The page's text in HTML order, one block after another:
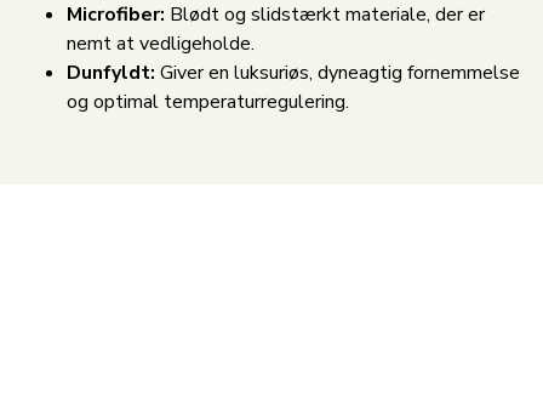
Microfiber: Blødt og slidstærkt materiale, der er
nemt at vedligeholde.
Dunfyldt: Giver en luksuriøs, dyneagtig fornemmelse
og optimal temperaturregulering.